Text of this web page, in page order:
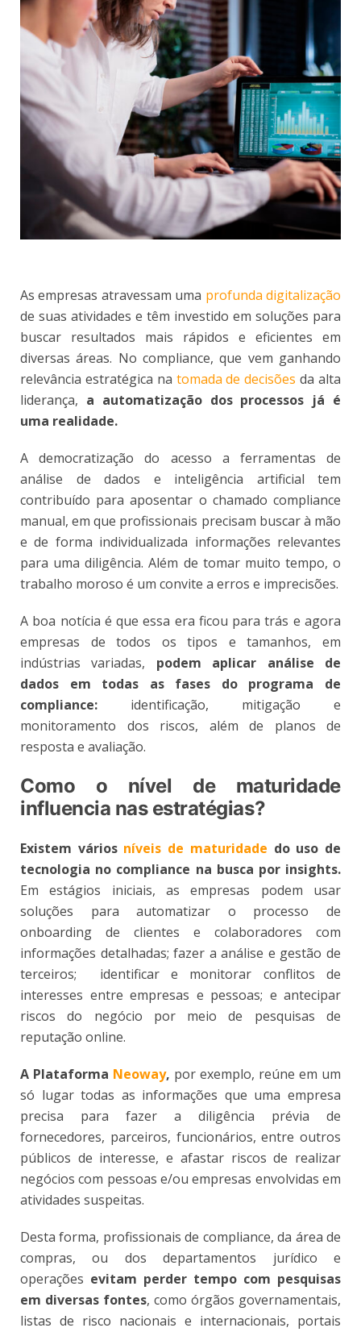
As empresas atravessam uma profunda digitalização
de suas atividades e têm investido em soluções para
buscar resultados mais rápidos e eficientes em
diversas áreas. No compliance, que vem ganhando
relevância estratégica na tomada de decisões da alta
liderança, a automatização dos processos já é
uma realidade.
A democratização do acesso a ferramentas de
análise de dados e inteligência artificial tem
contribuído para aposentar o chamado compliance
manual, em que profissionais precisam buscar à mão
e de forma individualizada informações relevantes
para uma diligência. Além de tomar muito tempo, o
trabalho moroso é um convite a erros e imprecisões.
A boa notícia é que essa era ficou para trás e agora
empresas de todos os tipos e tamanhos, em
indústrias variadas, podem aplicar análise de
dados em todas as fases do programa de
compliance: identificação, mitigação e
monitoramento dos riscos, além de planos de
resposta e avaliação.
Como o nível de maturidade
influencia nas estratégias?
Existem váriosníveis de maturidade do uso de
tecnologia no compliance na busca por insights.
Em estágios iniciais, as empresas podem usar
soluções para automatizar o processo de
onboarding de clientes e colaboradores com
informações detalhadas; fazer a análise e gestão de
terceiros; identificar e monitorar conflitos de
interesses entre empresas e pessoas; e antecipar
riscos do negócio por meio de pesquisas de
reputação online.
A Plataforma Neoway, por exemplo, reúne em um
só lugar todas as informações que uma empresa
precisa para fazer a diligência prévia de
fornecedores, parceiros, funcionários, entre outros
públicos de interesse, e afastar riscos de realizar
negócios com pessoas e/ou empresas envolvidas em
atividades suspeitas.
Desta forma, profissionais de compliance, da área de
compras, ou dos departamentos jurídico e
operações evitam perder tempo com pesquisas
em diversas fontes, como órgãos governamentais,
listas de risco nacionais e internacionais, portais